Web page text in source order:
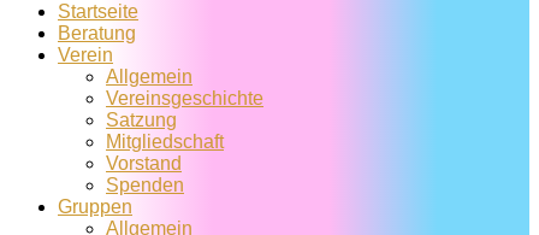
Startseite
Beratung
Verein
Allgemein
Vereins­geschichte
Satzung
Mitglied­schaft
Vorstand
Spenden
Gruppen
Allgemein